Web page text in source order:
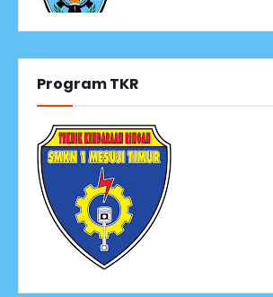
Program TKR